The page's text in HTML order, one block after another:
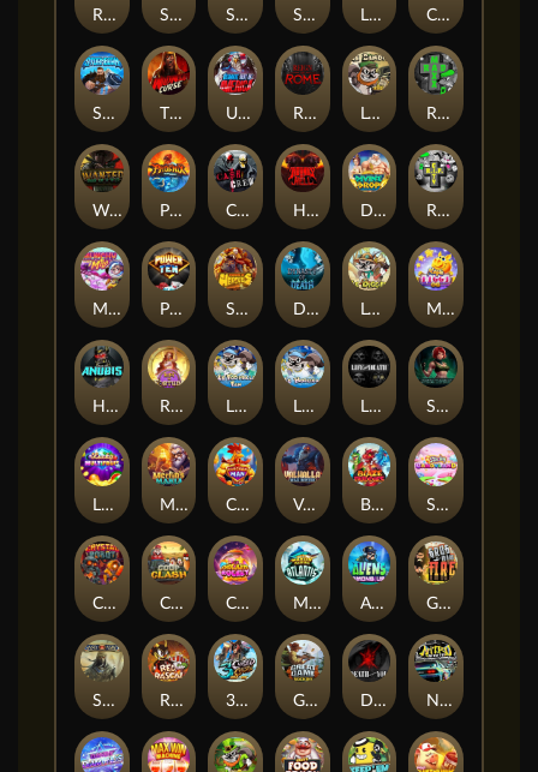
RAINBOW PRINCESS STEAMRUNNERS SUN PRINCESS SPEAR OF ATHENA LE SANTA CHAOS CREW 3
STORMBORN THE WILDWOOD CURSE Ultimate Slot of America Reign of Rome Le Bandit Rad Maxx
Wanted Dead or a Wild Phoenix Cash Crew Hounds Of Hell Divine Drop RIP City
Munchy Milo Power of 10 Strength Of Hercules Dynasty of Death Le Digger Magic Piggy OG
Hand of Anubis Rise of Fortuna LE FOOTBALL FAN LE HOOLIGAN Life and Death Shadow Treasure
Lucky Multifruit Merlin's Mania Chicken Man Valhalla: Wild Winter Blaze Buddies Sticky Candyland
Crystal Robot Coop Clash Chocolate Rocket Marlin Masters Atlantis Aliens Among Us Grug Make Fire
Sand and Ashes Red Rascal™ 3 Cursed Chests™ Great Game Rockies Death Becomes You Nitro Nights